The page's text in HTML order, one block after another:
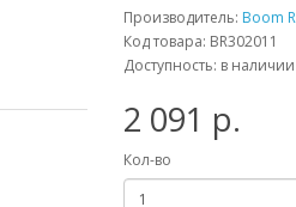
Производитель: Boom
Код товара: BR302011
Доступность: в наличии
2 091 р.
Кол-во